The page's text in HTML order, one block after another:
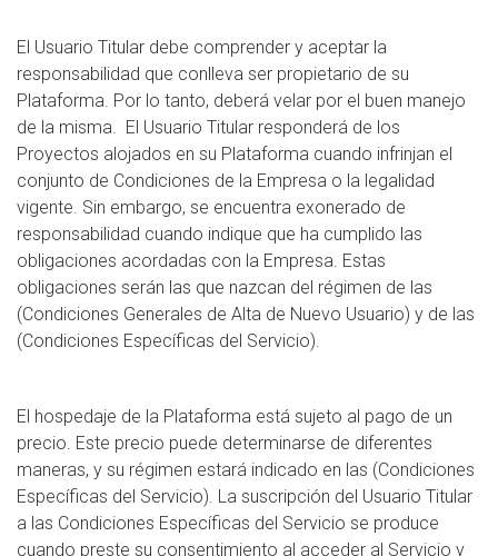
El Usuario Titular debe comprender y aceptar la
responsabilidad que conlleva ser propietario de su
Plataforma. Por lo tanto, deberá velar por el buen manejo
de la misma. El Usuario Titular responderá de los
Proyectos alojados en su Plataforma cuando infrinjan el
conjunto de Condiciones de la Empresa o la legalidad
vigente. Sin embargo, se encuentra exonerado de
responsabilidad cuando indique que ha cumplido las
obligaciones acordadas con la Empresa. Estas
obligaciones serán las que nazcan del régimen de las
(Condiciones Generales de Alta de Nuevo Usuario) y de las
(Condiciones Específicas del Servicio).
El hospedaje de la Plataforma está sujeto al pago de un
precio. Este precio puede determinarse de diferentes
maneras, y su régimen estará indicado en las (Condiciones
Específicas del Servicio). La suscripción del Usuario Titular
a las Condiciones Específicas del Servicio se produce
cuando preste su consentimiento al acceder al Servicio y